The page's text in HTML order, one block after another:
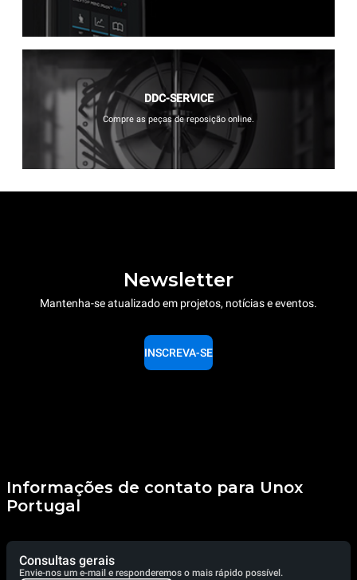
DDC-SERVICE
Compre as peças de reposição online.
Newsletter
Mantenha-se atualizado em projetos, notícias e eventos.
INSCREVA-SE
Informações de contato para Unox
Portugal
Consultas gerais
Envie-nos um e-mail e responderemos o mais rápido possível.